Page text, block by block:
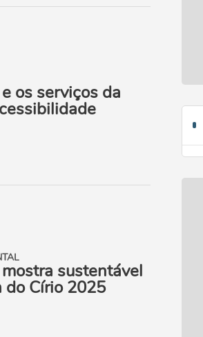
os serviços da
sustentável
do Círio 2025